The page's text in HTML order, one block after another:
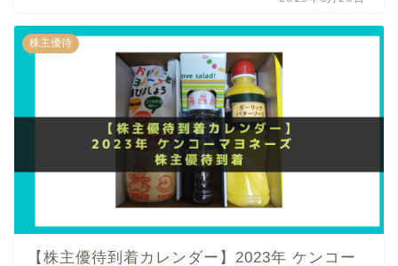
株主優待
【株主優待到着カレンダー】2023年 ケンコー